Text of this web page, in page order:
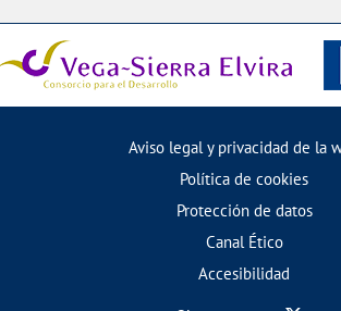
Aviso legal y privacidad de la
Política de cookies
Protección de datos
Canal Ético
Accesibilidad